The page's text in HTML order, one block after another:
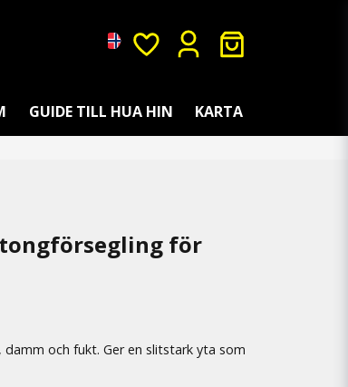
GUIDE TILL HUA HIN KARTA
för
och fukt. Ger en slitstark yta som